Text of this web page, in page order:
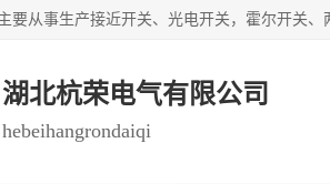
湖北杭荣电气有限公司
hebeihangrondaiqi